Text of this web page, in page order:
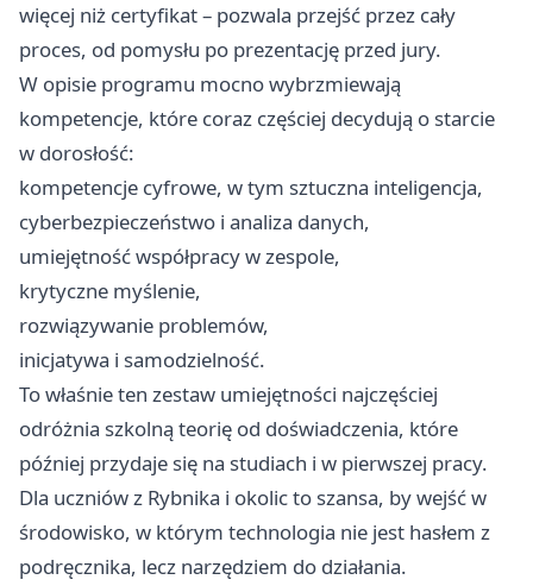
więcej niż certyfikat – pozwala przejść przez cały
proces, od pomysłu po prezentację przed jury.
W opisie programu mocno wybrzmiewają
kompetencje, które coraz częściej decydują o starcie
w dorosłość:
kompetencje cyfrowe, w tym sztuczna inteligencja,
cyberbezpieczeństwo i analiza danych,
umiejętność współpracy w zespole,
krytyczne myślenie,
rozwiązywanie problemów,
inicjatywa i samodzielność.
To właśnie ten zestaw umiejętności najczęściej
odróżnia szkolną teorię od doświadczenia, które
później przydaje się na studiach i w pierwszej pracy.
Dla uczniów z Rybnika i okolic to szansa, by wejść w
środowisko, w którym technologia nie jest hasłem z
podręcznika, lecz narzędziem do działania.